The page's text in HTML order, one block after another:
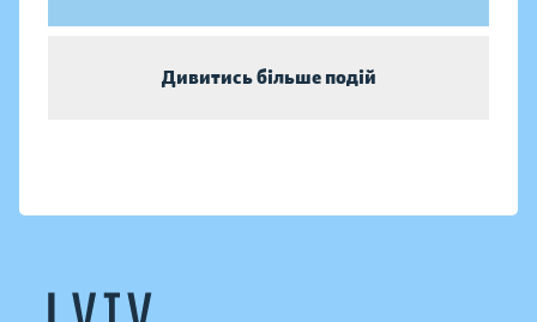
Дивитись більше подій